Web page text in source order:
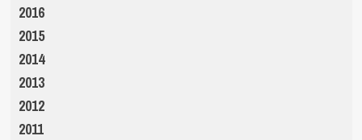
2016
2015
2014
2013
2012
2011